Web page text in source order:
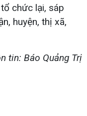
chức lại, sáp
huyện, thị xã,
tin: Báo Quảng Trị